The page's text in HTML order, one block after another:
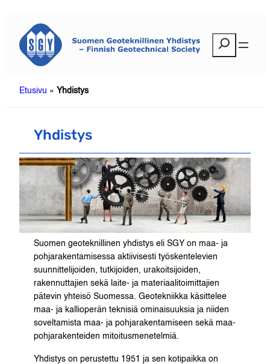
sisältöön
Etusivu » Yhdistys
Yhdistys
Suomen geoteknillinen yhdistys eli SGY on maa- ja
pohjarakentamisessa aktiivisesti työskentelevien
suunnittelijoiden, tutkijoiden, urakoitsijoiden,
rakennuttajien sekä laite- ja materiaalitoimittajien
pätevin yhteisö Suomessa. Geotekniikka käsittelee
maa- ja kallioperän teknisiä ominaisuuksia ja niiden
soveltamista maa- ja pohjarakentamiseen sekä maa-
pohjarakenteiden mitoitusmenetelmiä.
Yhdistys on perustettu 1951 ja sen kotipaikka on